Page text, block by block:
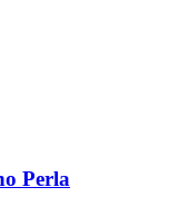
Perla